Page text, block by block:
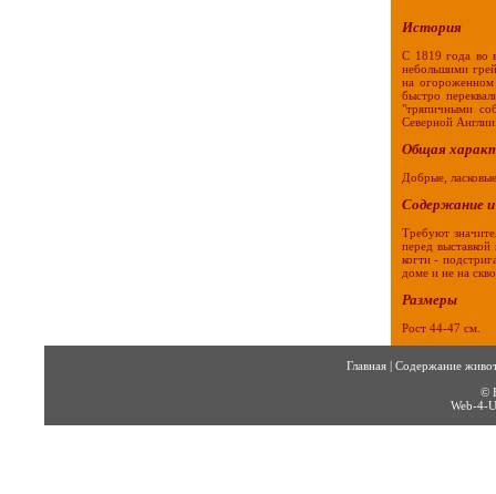
История
С 1819 года во
небольшими
на огороженном
быстро
"тряпичными
Северной
Общая
Добрые,
Содержание и
Требуют
перед
когти -
доме и не на
Размеры
Рост 44-47 см.
Главная| Содержание
©
Web-4-